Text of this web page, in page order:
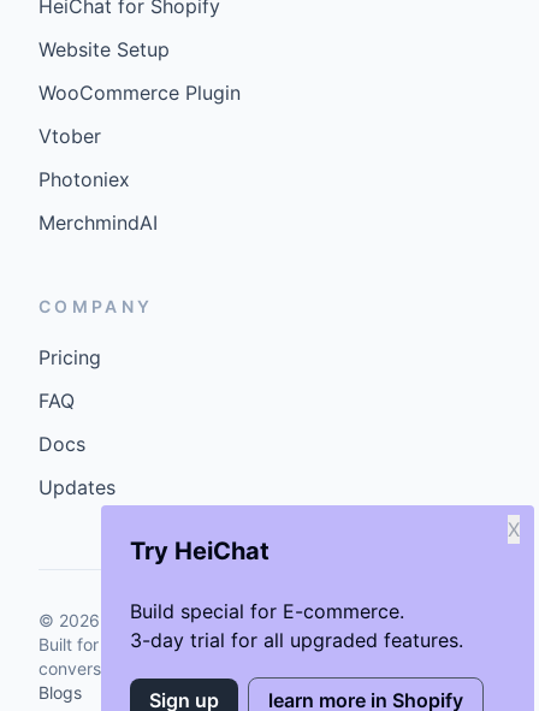
Try HeiChat
Build special for E-commerce.
3-day trial for all upgraded features.
X
Sign up learn more in Shopify
HeiChat for Shopify
Website Setup
WooCommerce Plugin
Vtober
Photoniex
MerchmindAI
COMPANY
Pricing
FAQ
Docs
Updates
© 2026 GenCybers Inc. All rights reserved.
Built for storefronts that want faster answers and cleaner
conversions.
Blogs